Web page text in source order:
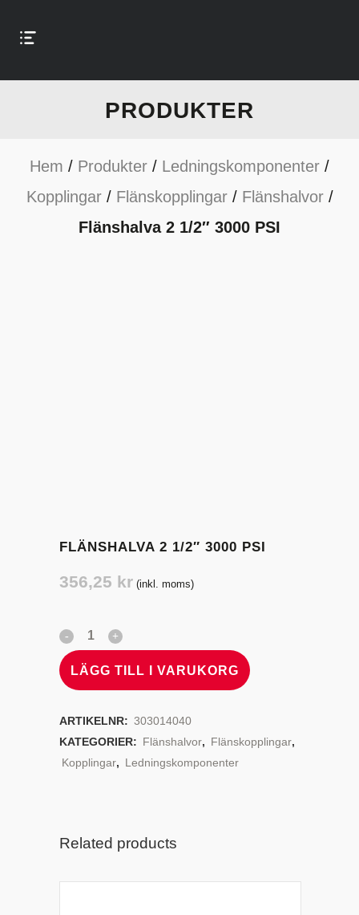
PRODUKTER
Hem / Produkter / Ledningskomponenter /
Kopplingar/ Flänskopplingar/ Flänshalvor/
Flänshalva 2 1/2″ 3000 PSI
FLÄNSHALVA 2 1/2″ 3000 PSI
356,25 kr (inkl. moms)
LÄGG TILL I VARUKORG
ARTIKELNR: 303014040
KATEGORIER: Flänshalvor, Flänskopplingar,
Kopplingar, Ledningskomponenter
Related products